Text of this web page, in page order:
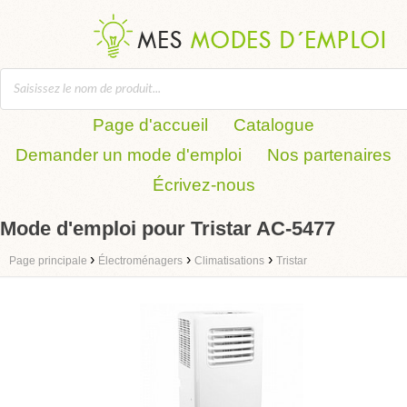
Page d'accueil
Catalogue
Demander un mode d'emploi
Nos partenaires
Écrivez-nous
Mode d'emploi pour Tristar AC-5477
Page principale › Électroménagers › Climatisations › Tristar